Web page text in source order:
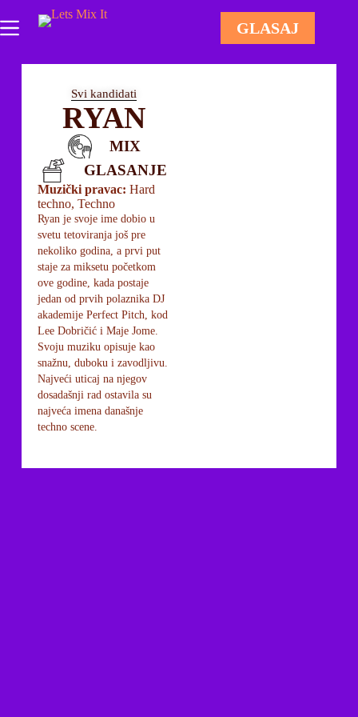
GLASAJ
Svi kandidati
RYAN
MIX
GLASANJE
Muzički pravac: Hard
techno, Techno
Ryan je svoje ime dobio u
svetu tetoviranja još pre
nekoliko godina, a prvi put
staje za miksetu početkom
ove godine, kada postaje
jedan od prvih polaznika DJ
akademije Perfect Pitch, kod
Lee Dobričić i Maje Jome.
Svoju muziku opisuje kao
snažnu, duboku i zavodljivu.
Najveći uticaj na njegov
dosadašnji rad ostavila su
najveća imena današnje
techno scene.